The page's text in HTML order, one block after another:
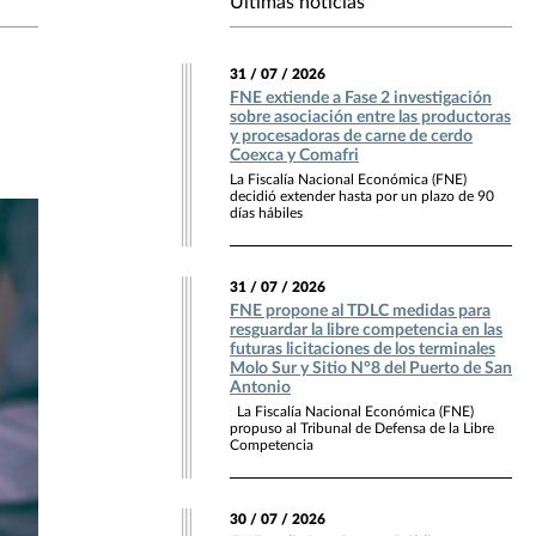
31 / 07 / 2026
FNE extiende a Fase 2 investigación
sobre asociación entre las productoras
y procesadoras de carne de cerdo
Coexca y Comafri
La Fiscalía Nacional Económica (FNE)
decidió extender hasta por un plazo de 90
días hábiles
31 / 07 / 2026
FNE propone al TDLC medidas para
resguardar la libre competencia en las
futuras licitaciones de los terminales
Molo Sur y Sitio N°8 del Puerto de San
Antonio
La Fiscalía Nacional Económica (FNE)
propuso al Tribunal de Defensa de la Libre
Competencia
30 / 07 / 2026